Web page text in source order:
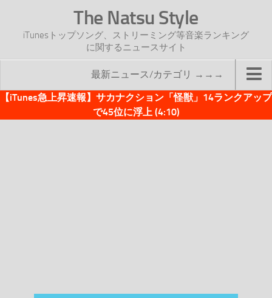
The Natsu Style
iTunesトップソング、ストリーミング等音楽ランキング
に関するニュースサイト
最新ニュース/カテゴリ →→→
TOP
注目カテゴリ
【iTunes急上昇速報】サカナクション「怪獣」14ランクアップ
で45位に浮上 (4:10)